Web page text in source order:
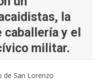
la
y el
militar.
de San Lorenzo